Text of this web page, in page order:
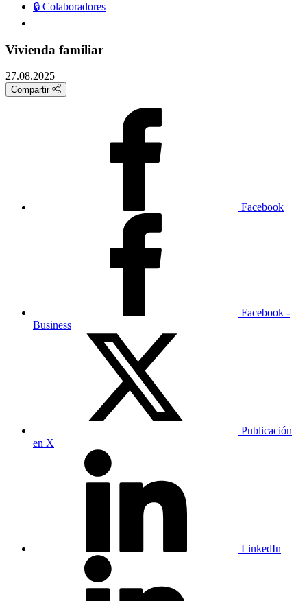
🔒 Colaboradores
Vivienda familiar
27.08.2025
Compartir
Facebook
Facebook -
Business
Publicación
en X
LinkedIn